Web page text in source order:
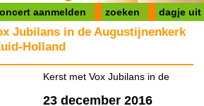
aanmelden zoeken dagje uit
Jubilans in de Augustijnenkerk
Holland
Kerst met Vox Jubilans in de
23 december 2016